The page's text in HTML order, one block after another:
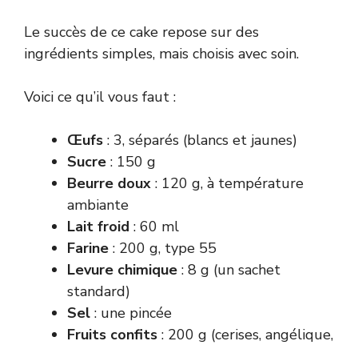
Le succès de ce cake repose sur des
ingrédients simples, mais choisis avec soin.
Voici ce qu’il vous faut :
Œufs : 3, séparés (blancs et jaunes)
Sucre : 150 g
Beurre doux : 120 g, à température
ambiante
Lait froid : 60 ml
Farine : 200 g, type 55
Levure chimique : 8 g (un sachet
standard)
Sel : une pincée
Fruits confits : 200 g (cerises, angélique,